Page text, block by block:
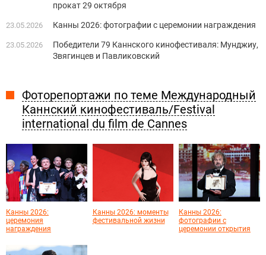
прокат 29 октября
23.05.2026 Канны 2026: фотографии с церемонии награждения
23.05.2026
Победители 79 Каннского кинофестиваля: Мунджиу,
Звягинцев и Павликовский
Фоторепортажи по теме Международный
Каннский кинофестиваль/Festival
international du film de Cannes
Канны 2026:
церемония
награждения
Канны 2026: моменты
фестивальной жизни
Канны 2026:
фотографии с
церемонии открытия